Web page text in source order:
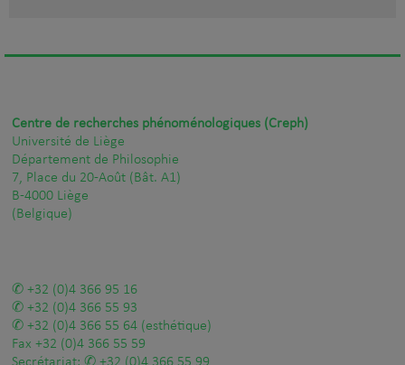
Centre de recherches phénoménologiques (Creph)
Université de Liège
Département de Philosophie
7, Place du 20-Août (Bât. A1)
B-4000 Liège
(Belgique)
+32 (0)4 366 95 16
+32 (0)4 366 55 93
+32 (0)4 366 55 64 (esthétique)
Fax +32 (0)4 366 55 59